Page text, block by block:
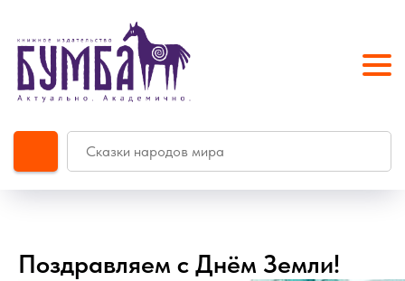
Поздравляем с Днём Земли!